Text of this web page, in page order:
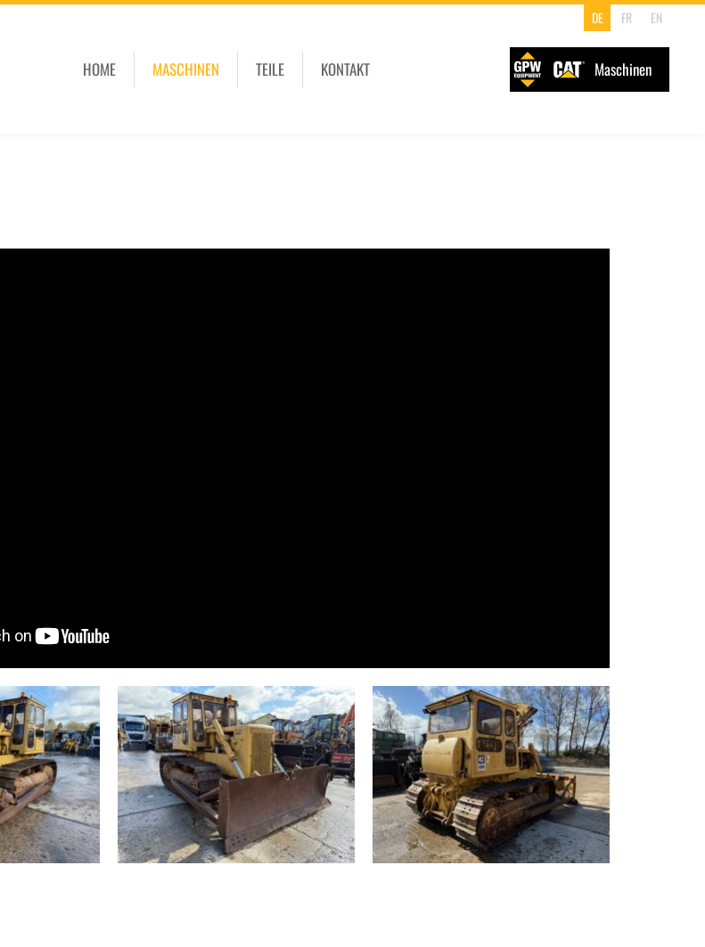
HOME MASCHINEN TEILE KONTAKT Maschinen
DE FR EN